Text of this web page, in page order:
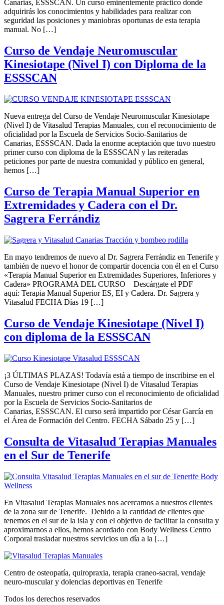
Canarias, ESSSCAN. Un curso eminentemente práctico donde
adquirirás los conocimientos y habilidades para realizar con
seguridad las posiciones y maniobras oportunas de esta terapia
manual. No […]
Curso de Vendaje Neuromuscular
Kinesiotape (Nivel I) con Diploma de la
ESSSCAN
Nueva entrega del Curso de Vendaje Neuromuscular Kinesiotape
(Nivel I) de Vitasalud Terapias Manuales, con el reconocimiento de
oficialidad por la Escuela de Servicios Socio-Sanitarios de
Canarias, ESSSCAN. Dada la enorme aceptación que tuvo nuestro
primer curso con diploma de la ESSSCAN y las reiteradas
peticiones por parte de nuestra comunidad y público en general,
hemos […]
Curso de Terapia Manual Superior en
Extremidades y Cadera con el Dr.
Sagrera Ferrándiz
En mayo tendremos de nuevo al Dr. Sagrera Ferrándiz en Tenerife y
también de nuevo el honor de compartir docencia con él en el Curso
«Terapia Manual Superior en Extremidades Superiores, Inferiores y
Cadera» PROGRAMA DEL CURSO Descárgate el PDF
aquí: Terapia Manual Superior ES, EI y Cadera. Dr. Sagrera y
Vitasalud FECHA Días 19 […]
Curso de Vendaje Kinesiotape (Nivel I)
con diploma de la ESSSCAN
¡3 ÚLTIMAS PLAZAS! Todavía está a tiempo de inscribirse en el
Curso de Vendaje Kinesiotape (Nivel I) de Vitasalud Terapias
Manuales, nuestro primer curso con el reconocimiento de oficialidad
por la Escuela de Servicios Socio-Sanitarios de
Canarias, ESSSCAN. El curso será impartido por César García en
el Área de Formación del Centro. FECHA Sábado 25 y […]
Consulta de Vitasalud Terapias Manuales
en el Sur de Tenerife
En Vitasalud Terapias Manuales nos acercamos a nuestros clientes
de la zona sur de Tenerife. Debido a la cantidad de clientes que
tenemos en el sur de la isla y con el objetivo de facilitar la consulta y
aproximarnos a ellos, hemos acordado con Body Wellness Centro
Corporal trasladar nuestros servicios un día a la […]
Centro de osteopatía, quiropraxia, terapia craneo-sacral, vendaje
neuro-muscular y dolencias deportivas en Tenerife
Todos los derechos reservados